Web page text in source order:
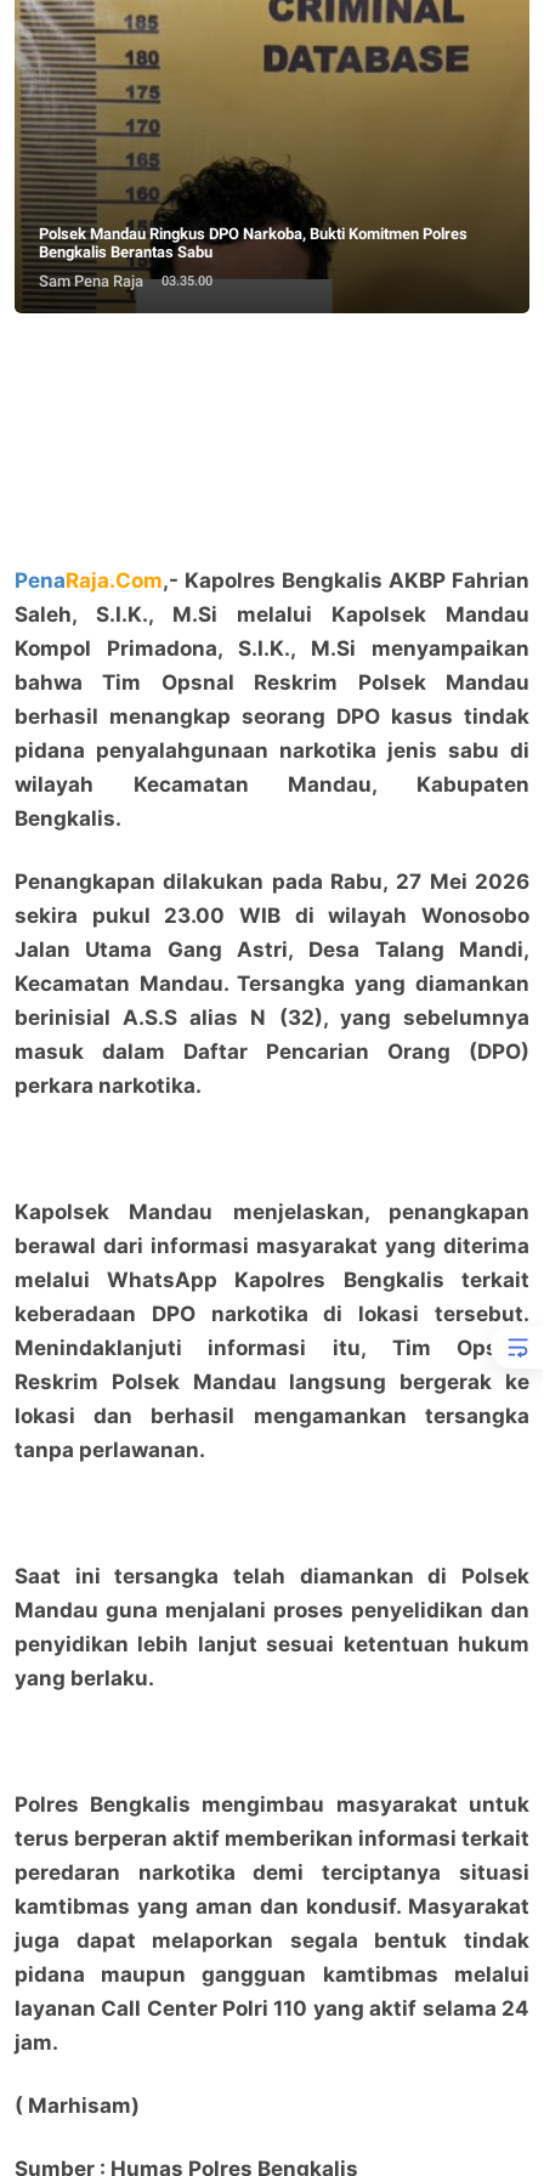
Polsek Mandau Ringkus DPO Narkoba, Bukti Komitmen Polres
Bengkalis Berantas Sabu
Sam Pena Raja
03.35.00
PenaRaja.Com,- Kapolres Bengkalis AKBP Fahrian
Saleh, S.I.K., M.Si melalui Kapolsek Mandau
Kompol Primadona, S.I.K., M.Si menyampaikan
bahwa Tim Opsnal Reskrim Polsek Mandau
berhasil menangkap seorang DPO kasus tindak
pidana penyalahgunaan narkotika jenis sabu di
wilayah Kecamatan Mandau, Kabupaten
Bengkalis.
Penangkapan dilakukan pada Rabu, 27 Mei 2026
sekira pukul 23.00 WIB di wilayah Wonosobo
Jalan Utama Gang Astri, Desa Talang Mandi,
Kecamatan Mandau. Tersangka yang diamankan
berinisial A.S.S alias N (32), yang sebelumnya
masuk dalam Daftar Pencarian Orang (DPO)
perkara narkotika.
Kapolsek Mandau menjelaskan, penangkapan
berawal dari informasi masyarakat yang diterima
melalui WhatsApp Kapolres Bengkalis terkait
keberadaan DPO narkotika di lokasi tersebut.
Menindaklanjuti informasi itu, Tim Opsnal
Reskrim Polsek Mandau langsung bergerak ke
lokasi dan berhasil mengamankan tersangka
tanpa perlawanan.
Saat ini tersangka telah diamankan di Polsek
Mandau guna menjalani proses penyelidikan dan
penyidikan lebih lanjut sesuai ketentuan hukum
yang berlaku.
Polres Bengkalis mengimbau masyarakat untuk
terus berperan aktif memberikan informasi terkait
peredaran narkotika demi terciptanya situasi
kamtibmas yang aman dan kondusif. Masyarakat
juga dapat melaporkan segala bentuk tindak
pidana maupun gangguan kamtibmas melalui
layanan Call Center Polri 110 yang aktif selama 24
jam.
( Marhisam)
Sumber : Humas Polres Bengkalis